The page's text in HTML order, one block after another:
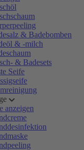
& Badebomben
& -milch
& Badesets
Seife
anzeigen